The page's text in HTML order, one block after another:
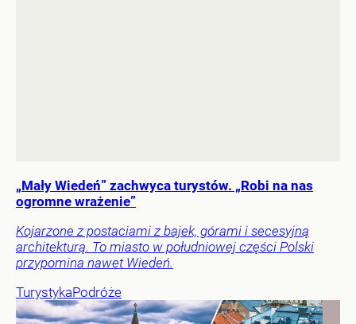
„Mały Wiedeń” zachwyca turystów. „Robi na nas
ogromne wrażenie”
Kojarzone z postaciami z bajek, górami i secesyjną
architekturą. To miasto w południowej części Polski
przypomina nawet Wiedeń.
TurystykaPodróże